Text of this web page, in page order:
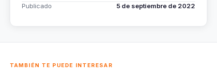
Publicado
5 de septiembre de 2022
TAMBIÉN TE PUEDE INTERESAR